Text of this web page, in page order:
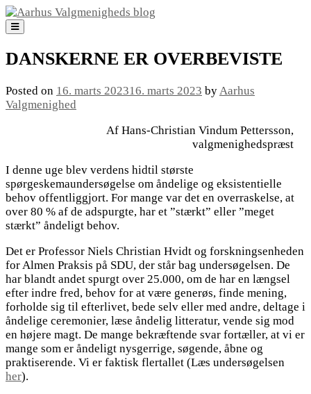
Skip
to
DANSKERNE ER OVERBEVISTE
Posted on 16. marts 202316. marts 2023 byAarhus
Valgmenighed
Af Hans-Christian Vindum Pettersson,
valgmenighedspræst
I denne uge blev verdens hidtil største
spørgeskemaundersøgelse om åndelige og eksistentielle
behov offentliggjort. For mange var det en overraskelse, at
over 80 % af de adspurgte, har et ”stærkt” eller ”meget
stærkt” åndeligt behov.
Det er Professor Niels Christian Hvidt og forskningsenheden
for Almen Praksis på SDU, der står bag undersøgelsen. De
har blandt andet spurgt over 25.000, om de har en længsel
efter indre fred, behov for at være generøs, finde mening,
forholde sig til efterlivet, bede selv eller med andre, deltage i
åndelige ceremonier, læse åndelig litteratur, vende sig mod
en højere magt. De mange bekræftende svar fortæller, at vi er
mange som er åndeligt nysgerrige, søgende, åbne og
praktiserende. Vi er faktisk flertallet (Læs undersøgelsen
her).